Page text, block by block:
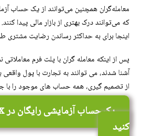
معامله‌گران همچنین می‌توانند از یک حساب
که می‌توانند درک بهتری از بازار مالی پیدا
اینجا برای به حداکثر رساندن رضایت
آشنا شدند، می توانند به تجارت با پول
از تصمیم گیری، همه حساب های موجود را با
کنید